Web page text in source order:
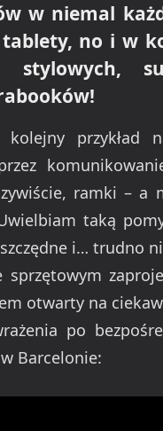
w niemal
no i w
przykład
ramki – a
taką
i… trudno
otwarty na
po
Barcelonie: